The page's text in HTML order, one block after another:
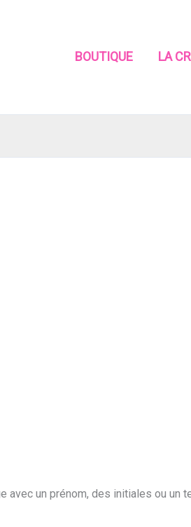
BOUTIQUE LA
avec un prénom, des initiales ou un